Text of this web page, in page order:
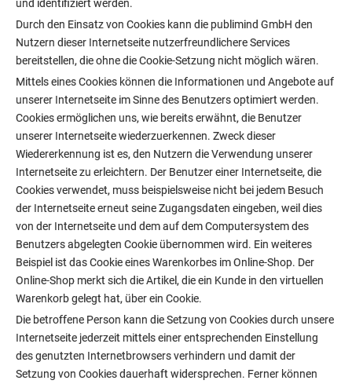
und identifiziert werden.
Durch den Einsatz von Cookies kann die publimind GmbH den
Nutzern dieser Internetseite nutzerfreundlichere Services
bereitstellen, die ohne die Cookie-Setzung nicht möglich wären.
Mittels eines Cookies können die Informationen und Angebote auf
unserer Internetseite im Sinne des Benutzers optimiert werden.
Cookies ermöglichen uns, wie bereits erwähnt, die Benutzer
unserer Internetseite wiederzuerkennen. Zweck dieser
Wiedererkennung ist es, den Nutzern die Verwendung unserer
Internetseite zu erleichtern. Der Benutzer einer Internetseite, die
Cookies verwendet, muss beispielsweise nicht bei jedem Besuch
der Internetseite erneut seine Zugangsdaten eingeben, weil dies
von der Internetseite und dem auf dem Computersystem des
Benutzers abgelegten Cookie übernommen wird. Ein weiteres
Beispiel ist das Cookie eines Warenkorbes im Online-Shop. Der
Online-Shop merkt sich die Artikel, die ein Kunde in den virtuellen
Warenkorb gelegt hat, über ein Cookie.
Die betroffene Person kann die Setzung von Cookies durch unsere
Internetseite jederzeit mittels einer entsprechenden Einstellung
des genutzten Internetbrowsers verhindern und damit der
Setzung von Cookies dauerhaft widersprechen. Ferner können